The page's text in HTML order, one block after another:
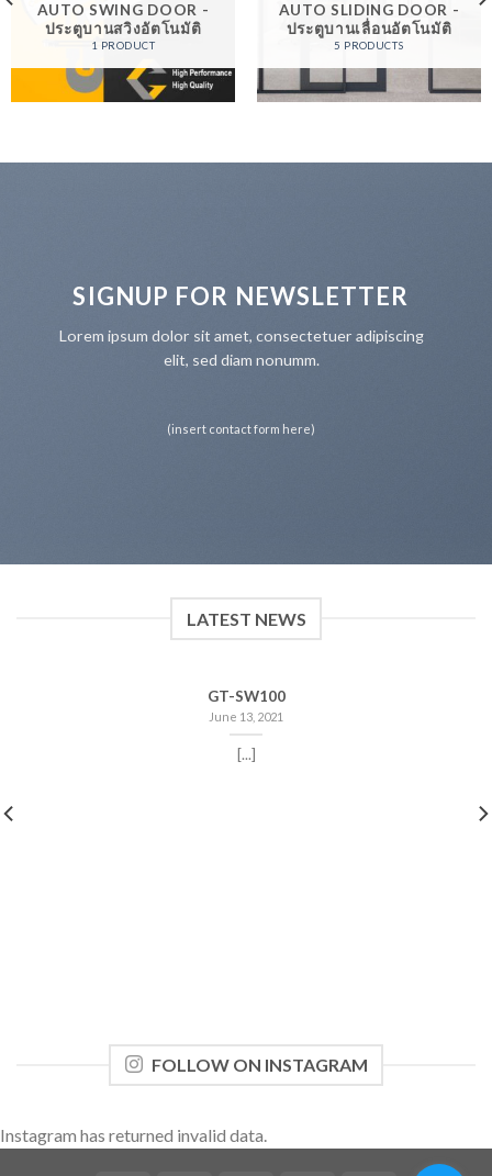
AUTO SWING DOOR -
ประตูบานสวิงอัตโนมัติ
1 PRODUCT
AUTO SLIDING DOOR -
ประตูบานเลื่อนอัตโนมัติ
5 PRODUCTS
SIGNUP FOR NEWSLETTER
Lorem ipsum dolor sit amet, consectetuer adipiscing
elit, sed diam nonumm.
(insert contact form here)
LATEST NEWS
GT-SW100
June 13, 2021
[...]
FOLLOW ON INSTAGRAM
Instagram has returned invalid data.